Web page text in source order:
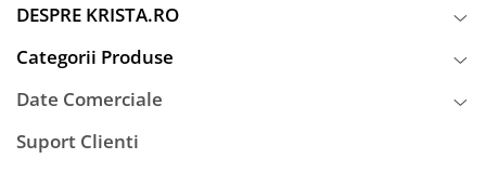
DESPRE KRISTA.RO
Categorii Produse
Date Comerciale
Suport Clienti